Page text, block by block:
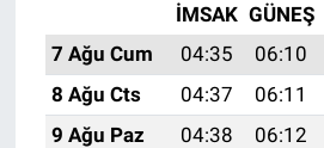
İMSAK GÜNEŞ
7 Ağu Cum
04:35 06:10
8 Ağu Cts
04:37 06:11
9 Ağu Paz
04:38 06:12